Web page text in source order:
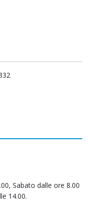
Sabato dalle ore 8.00
14.00.